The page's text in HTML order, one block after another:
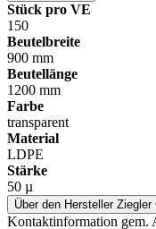
Stück pro VE
150
Beutelbreite
900 mm
Beutellänge
1200 mm
Farbe
transparent
Material
LDPE
Stärke
50 µ
Über den Hersteller Ziegler
Kontaktinformation gem.